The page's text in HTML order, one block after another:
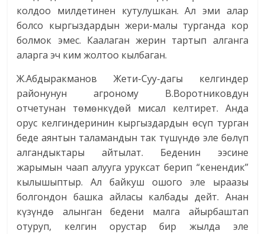
колдоо милдетинен кутулушкан. Ал эми алар
болсо кыргыздардын жери-малы турганда кор
болмок эмес. Каалаган жерин тартып алганга
аларга эч ким жолтоо кылбаган.
Ж.Абдыракманов Жети-Суу-дагы келгиндер
районунун агроному В.Воротниковдун
отчетунан төмөнкүдөй мисал келтирет. Анда
орус келгиндеринин кыргыздардын өсүп турган
беде аянтын таламандын так түшүндө эле бөлүп
алгандыктары айтылат. Беденин ээсине
жарымын чаап алууга уруксат берип “кенендик”
кылышыптыр. Ал байкуш ошого эле ыраазы
болгондон башка айласы калбады дейт. Анан
күзүндө алынган бедени малга айырбаштап
отуруп, келгин орустар бир жылда эле